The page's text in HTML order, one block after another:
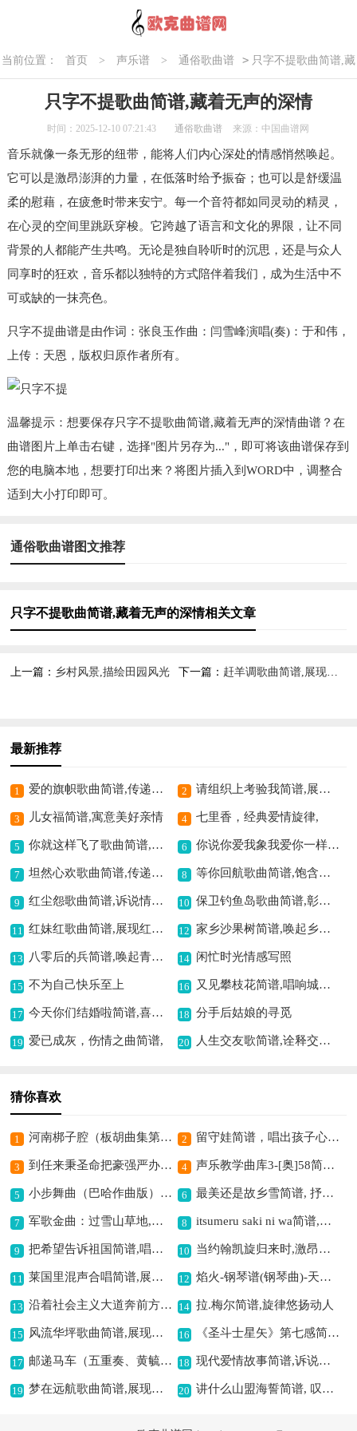
当前位置： 首页 > 声乐谱 > 通俗歌曲谱 > 只字不提歌曲简谱,藏
只字不提歌曲简谱,藏着无声的深情
时间：2025-12-10 07:21:43 通俗歌曲谱 来源：中国曲谱网
音乐就像一条无形的纽带，能将人们内心深处的情感悄然唤起。
它可以是激昂澎湃的力量，在低落时给予振奋；也可以是舒缓温
柔的慰藉，在疲惫时带来安宁。每一个音符都如同灵动的精灵，
在心灵的空间里跳跃穿梭。它跨越了语言和文化的界限，让不同
背景的人都能产生共鸣。无论是独自聆听时的沉思，还是与众人
同享时的狂欢，音乐都以独特的方式陪伴着我们，成为生活中不
可或缺的一抹亮色。
只字不提曲谱是由作词：张良玉作曲：闫雪峰演唱(奏)：于和伟，
上传：天恩，版权归原作者所有。
温馨提示：想要保存只字不提歌曲简谱,藏着无声的深情曲谱？在
曲谱图片上单击右键，选择"图片另存为..."，即可将该曲谱保存到
您的电脑本地，想要打印出来？将图片插入到WORD中，调整合
适到大小打印即可。
通俗歌曲谱图文推荐
只字不提歌曲简谱,藏着无声的深情相关文章
上一篇： 乡村风景,描绘田园风光 下一篇： 赶羊调歌曲简谱,展现放牧生活情
最新推荐
1 爱的旗帜歌曲简谱,传递温暖爱意 2 请组织上考验我简谱,展现忠诚决心
3 儿女福简谱,寓意美好亲情 4 七里香，经典爱情旋律,
5 你就这样飞了歌曲简谱,唱出自由洒脱情 6 你说你爱我象我爱你一样简谱,深情爱意的表达
7 坦然心欢歌曲简谱,传递豁达心境 8 等你回航歌曲简谱,饱含深情盼归人
9 红尘怨歌曲简谱,诉说情场哀怨 10 保卫钓鱼岛歌曲简谱,彰显爱国情怀
11 红妹红歌曲简谱,展现红火的风情 12 家乡沙果树简谱,唤起乡情记忆
13 八零后的兵简谱,唤起青春回忆 14 闲忙时光情感写照
15 不为自己快乐至上 16 又见攀枝花简谱,唱响城市风情
17 今天你们结婚啦简谱,喜庆祝福满心间 18 分手后姑娘的寻觅
19 爱已成灰，伤情之曲简谱, 20 人生交友歌简谱,诠释交友真谛
猜你喜欢
1 河南梆子腔（板胡曲集第九级）胡琴简谱,展现传统戏曲韵味 2 留守娃简谱，唱出孩子心声,
3 到任来秉圣命把豪强严办(谢瑶环谢瑶环唱段,琴谱)(杜近芳演唱版)简谱京剧,展现正义严办豪强 4 声乐教学曲库3-[奥]58简谱,诠释青春火焰的歌曲
5 小步舞曲（巴哈作曲版）长笛简谱,展现优雅古典之韵 6 最美还是故乡雪简谱, 抒发思乡之情
7 军歌金曲：过雪山草地,展现长征艰难历程 8 itsumeru saki ni wa简谱,蕴含美好期许
9 把希望告诉祖国简谱,唱出对祖国的深情 10 当约翰凯旋归来时,激昂凯旋曲谱呈现
11 莱国里混声合唱简谱,展现独特和声魅力 12 焰火-钢琴谱(钢琴曲)-天使DELIA简谱,绽放浪漫意境
13 沿着社会主义大道奔前方（板胡独奏总谱）18简谱,展现奋进昂扬之意 14 拉.梅尔简谱,旋律悠扬动人
15 风流华坪歌曲简谱,展现华坪风采 16 《圣斗士星矢》第七感简谱, 燃爆热血斗志
17 邮递马车（五重奏、黄毓千编曲版）口琴简谱,传递温馨欢快之意 18 现代爱情故事简谱,诉说爱之悲欢
19 梦在远航歌曲简谱,展现逐梦意境 20 讲什么山盟海誓简谱, 叹誓言难长久